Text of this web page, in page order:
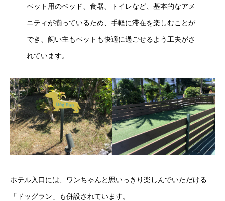
ペット用のベッド、食器、トイレなど、基本的なアメ
ニティが揃っているため、手軽に滞在を楽しむことが
でき、飼い主もペットも快適に過ごせるよう工夫がさ
れています。
ホテル入口には、ワンちゃんと思いっきり楽しんでいただける
「ドッグラン」も併設されています。